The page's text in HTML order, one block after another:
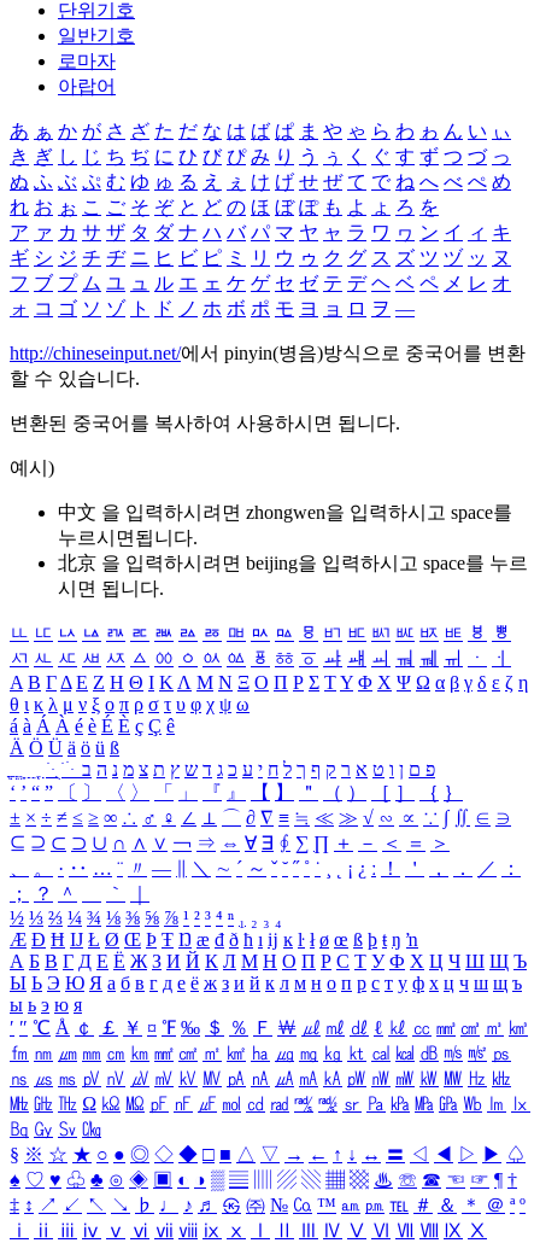
단위기호
일반기호
로마자
아랍어
あ ぁ か が さ ざ た だ な は ば ぱ ま や ゃ ら わ ゎ ん い ぃ
き ぎ し じ ち ぢ に ひ び ぴ み り う ぅ く ぐ す ず つ づ っ
ぬ ふ ぶ ぷ む ゆ ゅ る え ぇ け げ せ ぜ て で ね へ べ ぺ め
れ お ぉ こ ご そ ぞ と ど の ほ ぼ ぽ も よ ょ ろ を
ア ァ カ サ ザ タ ダ ナ ハ バ パ マ ヤ ャ ラ ワ ヮ ン イ ィ キ
ギ シ ジ チ ヂ ニ ヒ ビ ピ ミ リ ウ ゥ ク グ ス ズ ツ ヅ ッ ヌ
フ ブ プ ム ユ ュ ル エ ェ ケ ゲ セ ゼ テ デ ヘ ベ ペ メ レ オ
ォ コ ゴ ソ ゾ ト ド ノ ホ ボ ポ モ ヨ ョ ロ ヲ ―
http://chineseinput.net/에서 pinyin(병음)방식으로 중국어를 변환
할 수 있습니다.
변환된 중국어를 복사하여 사용하시면 됩니다.
예시)
中文 을 입력하시려면 zhongwen을 입력하시고 space를
누르시면됩니다.
北京 을 입력하시려면 beijing을 입력하시고 space를 누르
시면 됩니다.
ㅥ ㅦ ㅧ ㅨ ㅩ ㅪ ㅫ ㅬ ㅭ ㅮ ㅯ ㅰ ㅱ ㅲ ㅳ ㅴ ㅵ ㅶ ㅷ ㅸ
ㅹ
ㅺ ㅻ ㅼ ㅽ ㅾ ㅿ ㆀ ㆁ ㆂ ㆃ ㆄ ㆅ ㆆ ㆇ ㆈ ㆉ ㆊ ㆋ ㆌ ㆍ
ㆎ
Α Β ΓΔ Ε Ζ Η Θ Ι ΚΛ Μ Ν Ξ Ο Π Ρ Σ ΤΥ Φ Χ Ψ Ω α β γ δ ε ζ η
θ ι κ λ μ ν ξ ο π ρ σ τ υ φ χ ψ ω
á à Á À é è É È ç Ç ê
Ä Ö Ü ä ö ü ß
ִֶֹ ֻּ ׁׂ פ ם ן ו ט א ר ק ף ך ל ח י ע כ ג ד ש ץ ת צ מ נ ה ב
‘ ’ “ ” 〔 〕 〈 〉 「 」 『 』 【 】 ＂ （ ） ［ ］ ｛ ｝
± × ÷ ≠ ≤ ≥ ∞ ∴ ♂ ♀ ∠ ⊥ ⌒ ∂ ∇ ≡ ≒ ≪ ≫ √ ∽ ∝ ∵ ∫ ∬ ∈ ∋
⊆ ⊇ ⊂ ⊃ ∪ ∩ ∧ ∨ ￢ ⇒ ⇔ ∀ ∃ ∮ ∑ ∏ ＋ － ＜ ＝
＞
、
。 · ‥ … ¨ 〃 ― ＼ ∼ ´ ～ ˇ ˘ ˝ ˚ ˙ ¸ ¡ ¿ ː ！ ＇ ， ． ／
：
；
？ ＾ ｀
½ ⅓ ⅔ ¼ ¾ ⅛ ⅜ ⅝ ⅞ ¹ ² ³ ⁴ ⁿ ₁ ₂ ₃ ₄
Æ Ð Ħ Ĳ Ł Ø Œ Þ Ŧ Ŋ æ đ ð ħ ı ĳ ĸ ŀ ł ø œ ß þ ŧ ŋ ŉ
А Б В Г Д Е Ё Ж З И Й К Л М Н О П Р С Т У Ф Х Ц Ч Ш Щ Ъ
Ы Ь Э Ю Я а б в г д е ё ж з и й к л м н о п р с т у ф х ц ч ш щ ъ
ы ь э ю я
′ ″ ℃ Å ￠ ￡ ￥ ¤ ℉ ‰ ＄ ％ Ｆ ￦ ㎕ ㎖ ㎗ ℓ ㎘ ㏄ ㎣ ㎤ ㎥ ㎦
㎙ ㎚ ㎛ ㎜ ㎝ ㎞ ㎟ ㎠ ㎡ ㎢ ㏊ ㎍ ㎎ ㎏ ㏏ ㎈ ㎉ ㏈ ㎧ ㎨ ㎰
㎱ ㎲ ㎳ ㎴ ㎵ ㎶ ㎷ ㎸ ㎹ ㎀ ㎁ ㎂ ㎃ ㎄ ㎺ ㎻ ㎽ ㎾ ㎿ ㎐ ㎑
㎒ ㎓ ㎔ Ω ㏀ ㏁ ㎊ ㎋ ㎌ ㏖ ㏅ ㎭ ㎮ ㎯ ㏛ ㎩ ㎪ ㎫ ㎬ ㏝ ㏐
㏓
㏃ ㏉ ㏜ ㏆
§ ※ ☆ ★ ○ ● ◎ ◇ ◆ □ ■ △ ▽ → ← ↑ ↓ ↔ 〓 ◁ ◀ ▷ ▶ ♤
♠ ♡ ♥ ♧ ♣ ⊙ ◈ ▣ ◐ ◑ ▒ ▤ ▨ ▧ ▦ ▩ ♨ ☏ ☎ ☜ ☞ ¶ †
‡ ↕ ↗ ↙ ↖ ↘ ♭ ♩ ♪ ♬ ㉿ ㈜ № ㏇ ™ ㏂ ㏘ ℡ ＃ ＆ ＊ ＠ ª º
ⅰ
ⅱ ⅲ ⅳ ⅴ ⅵ ⅶ ⅷ ⅸ ⅹ Ⅳ Ⅴ Ⅵ Ⅶ Ⅷ Ⅸ Ⅹ